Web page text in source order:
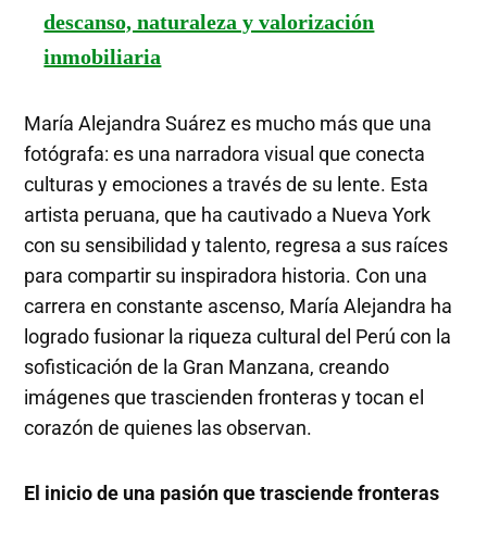
descanso, naturaleza y valorización
inmobiliaria
María Alejandra Suárez es mucho más que una
fotógrafa: es una narradora visual que conecta
culturas y emociones a través de su lente. Esta
artista peruana, que ha cautivado a Nueva York
con su sensibilidad y talento, regresa a sus raíces
para compartir su inspiradora historia. Con una
carrera en constante ascenso, María Alejandra ha
logrado fusionar la riqueza cultural del Perú con la
sofisticación de la Gran Manzana, creando
imágenes que trascienden fronteras y tocan el
corazón de quienes las observan.
El inicio de una pasión que trasciende fronteras